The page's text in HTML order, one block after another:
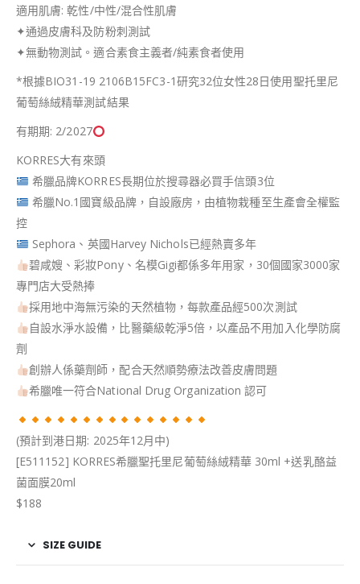
適用肌膚: 乾性/中性/混合性肌膚
✦通過皮膚科及防粉刺測試
✦無動物測試。適合素食主義者/純素食者使用
*根據BIO31-19 2106B15FC3-1研究32位女性28日使用聖托里尼
葡萄絲絨精華測試結果
有期期: 2/2027
KORRES大有來頭
希臘品牌KORRES長期位於搜尋器必買手信頭3位
希臘No.1國寶級品牌，自設廠房，由植物栽種至生產會全權監
控
Sephora、英國Harvey Nichols已經熱賣多年
碧咸嫂、彩妝Pony、名模Gigi都係多年用家，30個國家3000家
專門店大受熱捧
採用地中海無污染的天然植物，每款產品經500次測試
自設水淨水設備，比醫藥級乾淨5倍，以產品不用加入化學防腐
劑
創辦人係藥劑師，配合天然順勢療法改善皮膚問題
希臘唯一符合National Drug Organization 認可
(預計到港日期: 2025年12月中)
[E511152] KORRES希臘聖托里尼葡萄絲絨精華 30ml +送乳酪益
菌面膜20ml
$188
SIZE GUIDE